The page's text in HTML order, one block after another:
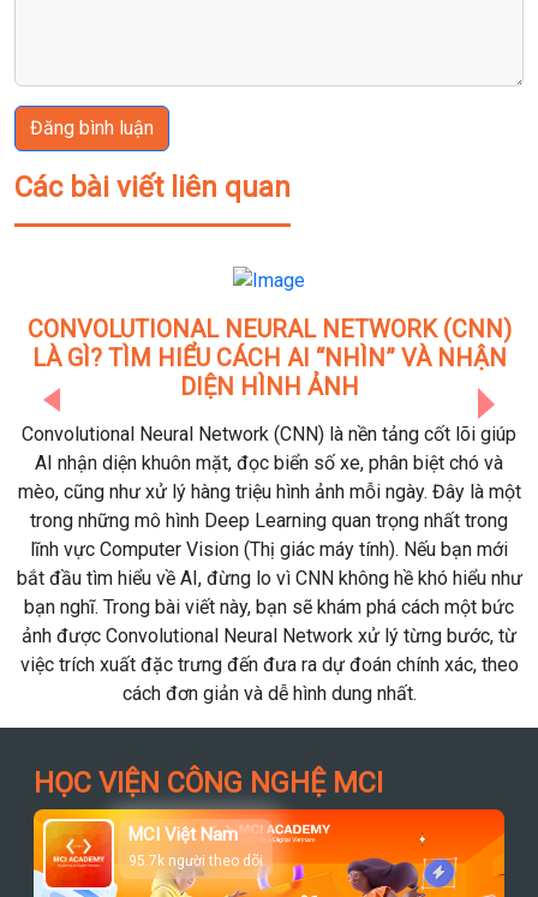
Đăng bình luận
Các bài viết liên quan
lõi giúp
chó và
là một
trong
mới
hiểu như
một bức
bước, từ
theo
AZURE DATABRICKS THÁNG 6/2026: 10
NHẬT QUAN TRỌNG DOANH NGHIỆP
AI KHÔNG NÊN BỎ LỠ
Azure Databricks tiếp tục khẳng định vị thế là một
những nền tảng Data & AI hàng đầu khi công bố hàng
năng mới trong bản cập nhật tháng 6/2026. Những
lần này không chỉ tập trung vào AI Agents mà còn
khả năng tích hợp với Microsoft Fabric, OneLake,
Catalog và nhiều nguồn dữ liệu doanh nghiệp. Nếu
nghiệp đang triển khai Modern Data Platform hoặc
hệ thống AI nội bộ, đây là những cập nhật đáng để
Previous
HỌC VIỆN CÔNG NGHỆ MCI
MCI Việt Nam
95.7k người theo dõi